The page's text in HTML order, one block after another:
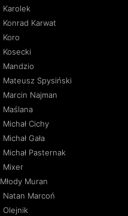
Karolek
Konrad Karwat
Koro
Kosecki
Mandzio
Mateusz Spysiński
Marcin Najman
Maślana
Michał Cichy
Michał Gała
Michał Pasternak
Mixer
Młody Muran
Natan Marcoń
Olejnik